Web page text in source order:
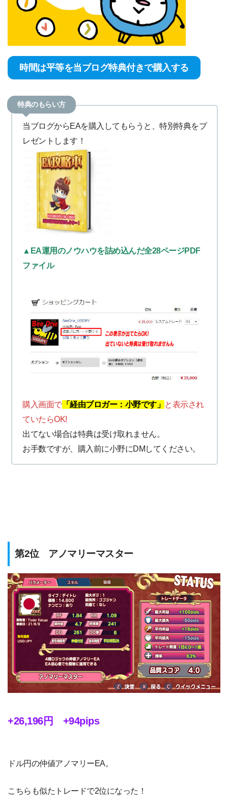
時間は平等を当ブログ特典付きで購入する
特典のもらい方
当ブログからEAを購入してもらうと、特別特典をプ
レゼントします！
▲EA運用のノウハウを詰め込んだ全28ページPDF
ファイル
購入画面で「経由ブロガー：小野です」 と表示され
ていたらOK!
出てない場合は特典は受け取れません。
お手数ですが、購入前に小野にDMしてください。
第2位 アノマリーマスター
+26,196円 +94pips
ドル円の仲値アノマリーEA。
こちらも似たトレードで2位になった！